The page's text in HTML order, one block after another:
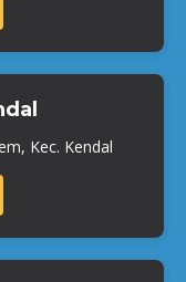
Kec. Kendal